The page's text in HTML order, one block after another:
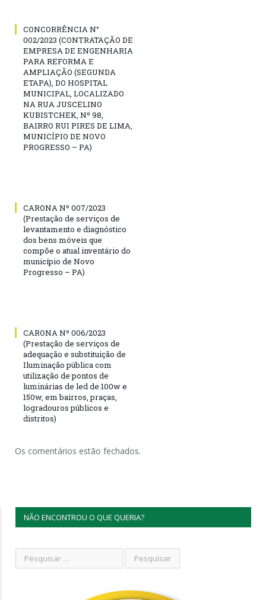
CONCORRÊNCIA N°
002/2023 (CONTRATAÇÃO DE
EMPRESA DE ENGENHARIA
PARA REFORMA E
AMPLIAÇÃO (SEGUNDA
ETAPA), DO HOSPITAL
MUNICIPAL, LOCALIZADO
NA RUA JUSCELINO
KUBISTCHEK, Nº 98,
BAIRRO RUI PIRES DE LIMA,
MUNICÍPIO DE NOVO
PROGRESSO – PA)
CARONA Nº 007/2023
(Prestação de serviços de
levantamento e diagnóstico
dos bens móveis que
compõe o atual inventário do
município de Novo
Progresso – PA)
CARONA Nº 006/2023
(Prestação de serviços de
adequação e substituição de
Iluminação pública com
utilização de pontos de
luminárias de led de 100w e
150w, em bairros, praças,
logradouros públicos e
distritos)
Os comentários estão fechados.
NÃO ENCONTROU O QUE QUERIA?